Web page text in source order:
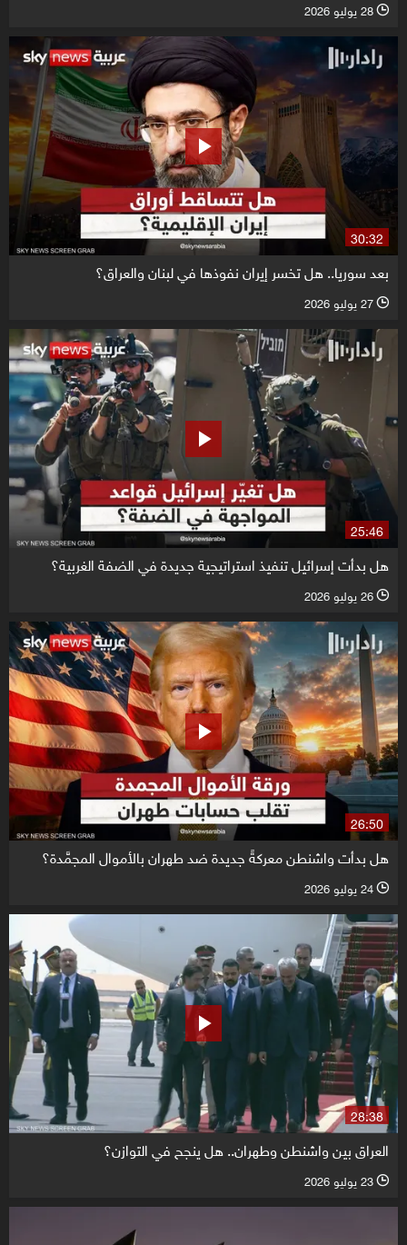
l 28 يوليو 2026
30:32
بعد سوريا.. هل تخسر إيران نفوذها في لبنان والعراق؟
l 27 يوليو 2026
25:46
هل بدأت إسرائيل تنفيذ استراتيجية جديدة في الضفة الغربية؟
l 26 يوليو 2026
26:50
هل بدأت واشنطن معركةً جديدة ضد طهران بالأموال المجمَّدة؟
l 24 يوليو 2026
28:38
العراق بين واشنطن وطهران.. هل ينجح في التوازن؟
l 23 يوليو 2026